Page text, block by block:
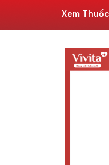
Xem Thuốc